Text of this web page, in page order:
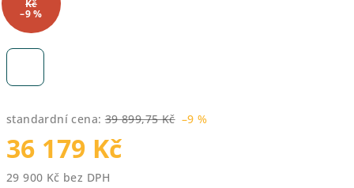
standardní cena: 39 899,75 Kč –9 %
36 179 Kč
29 900 Kč bez DPH
Kč
–9 %